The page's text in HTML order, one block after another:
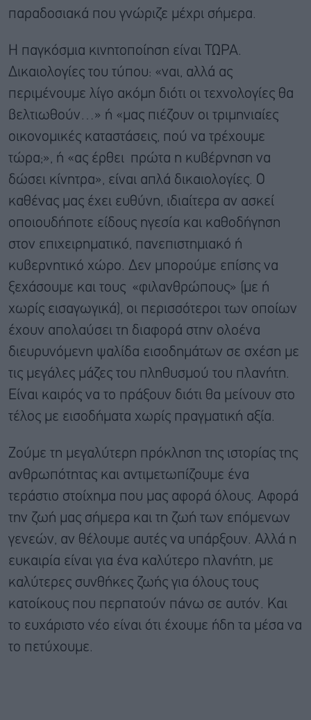
παραδοσιακά που γνώριζε μέχρι σήμερα.
Η παγκόσμια κινητοποίηση είναι ΤΩΡΑ.
Δικαιολογίες του τύπου: «ναι, αλλά ας
περιμένουμε λίγο ακόμη διότι οι τεχνολογίες θα
βελτιωθούν…» ή «μας πιέζουν οι τριμηνιαίες
οικονομικές καταστάσεις, πού να τρέχουμε
τώρα;», ή «ας έρθει πρώτα η κυβέρνηση να
δώσει κίνητρα», είναι απλά δικαιολογίες. Ο
καθένας μας έχει ευθύνη, ιδιαίτερα αν ασκεί
οποιουδήποτε είδους ηγεσία και καθοδήγηση
στον επιχειρηματικό, πανεπιστημιακό ή
κυβερνητικό χώρο. Δεν μπορούμε επίσης να
ξεχάσουμε και τους «φιλανθρώπους» (με ή
χωρίς εισαγωγικά), οι περισσότεροι των οποίων
έχουν απολαύσει τη διαφορά στην ολοένα
διευρυνόμενη ψαλίδα εισοδημάτων σε σχέση με
τις μεγάλες μάζες του πληθυσμού του πλανήτη.
Είναι καιρός να το πράξουν διότι θα μείνουν στο
τέλος με εισοδήματα χωρίς πραγματική αξία.
Ζούμε τη μεγαλύτερη πρόκληση της ιστορίας της
ανθρωπότητας και αντιμετωπίζουμε ένα
τεράστιο στοίχημα που μας αφορά όλους. Αφορά
την ζωή μας σήμερα και τη ζωή των επόμενων
γενεών, αν θέλουμε αυτές να υπάρξουν. Αλλά η
ευκαιρία είναι για ένα καλύτερο πλανήτη, με
καλύτερες συνθήκες ζωής για όλους τους
κατοίκους που περπατούν πάνω σε αυτόν. Και
το ευχάριστο νέο είναι ότι έχουμε ήδη τα μέσα να
το πετύχουμε.